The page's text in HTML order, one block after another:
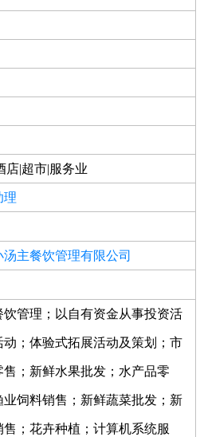
店|超市|服务业
发
理
汤主餐饮管理有限公司
管理；以自有资金从事投资活
；体验式拓展活动及策划；市
；新鲜水果批发；水产品零
饲料销售；新鲜蔬菜批发；新
；花卉种植；计算机系统服